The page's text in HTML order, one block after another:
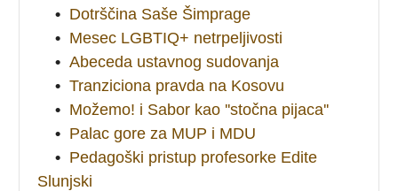
• Dotrščina Saše Šimprage
• Mesec LGBTIQ+ netrpeljivosti
• Abeceda ustavnog sudovanja
• Tranziciona pravda na Kosovu
• Možemo! i Sabor kao ''stočna pijaca''
• Palac gore za MUP i MDU
• Pedagoški pristup profesorke Edite
Slunjski